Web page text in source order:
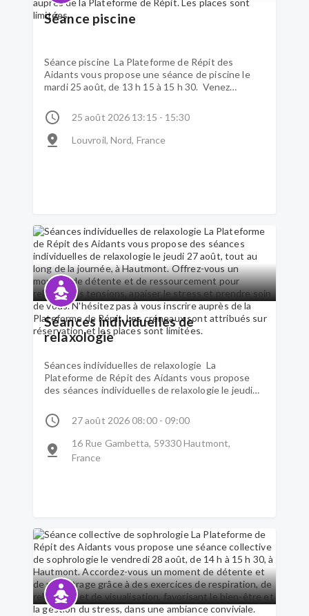
Séance piscine
Séance piscine La Plateforme de Répit des
Aidants vous propose une séance de piscine le
mardi 25 août, de 13 h 15 à 15 h 30. Venez
dans l'eau, propice à la relaxation, à la mobilité et
au maintien de la forme, dans une ambiance
conviviale. N'hésitez pas à vous inscrire auprès de
la Plateforme de Répit. Les places sont limitées.
25 août 2026 13:15 - 15:30
Louvroil, Nord, France
Séances individuelles de
relaxologie
Séances individuelles de relaxologie La
Plateforme de Répit des Aidants vous propose
des séances individuelles de relaxologie le jeudi
Offrez-vous un moment de détente et de
ressourcement pour relâcher les tensions, apaiser
le stress et prendre soin de vous. N'hésitez pas à
vous inscrire auprès de la Plateforme de Répit.
Les créneaux sont attribués sur réservation et les
27 août 2026 08:00 - 09:00
16 Rue Gambetta, 59330 Hautmont,
France